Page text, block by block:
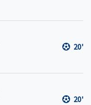
20'
20'